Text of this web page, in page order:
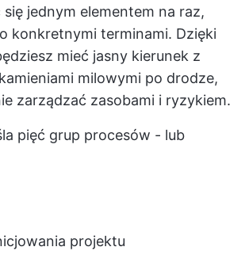
jednym elementem na raz,
konkretnymi terminami. Dzięki
mieć jasny kierunek z
milowymi po drodze,
zarządzać zasobami i ryzykiem.
pięć grup procesów - lub
projektu